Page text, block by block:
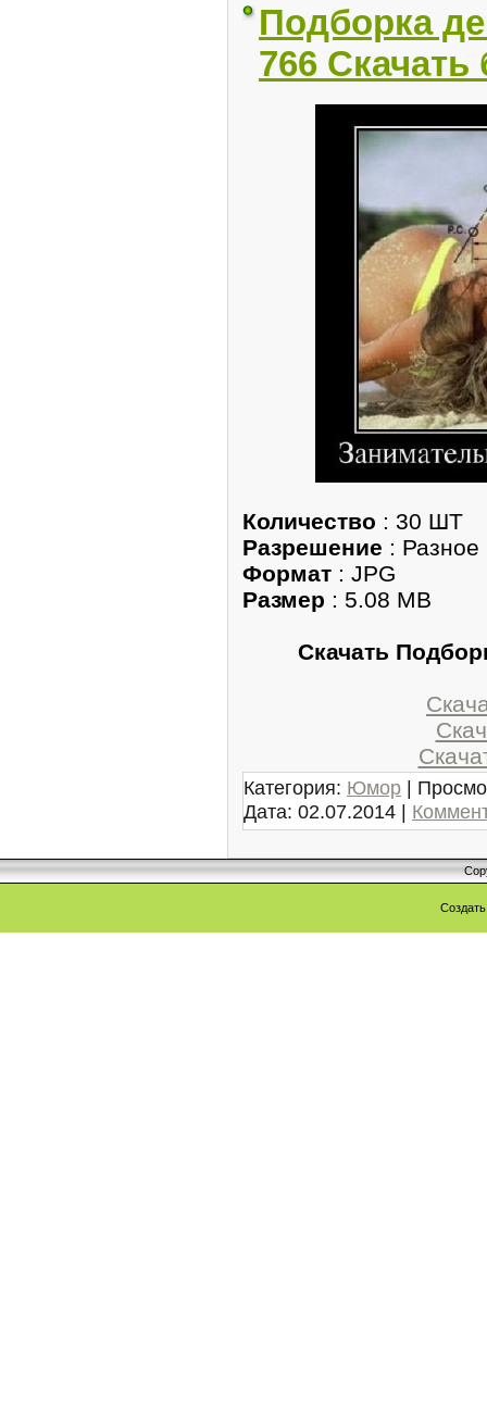
Подборка
766 Скачать
Количество : 30 ШТ
Разрешение : Разное
Формат : JPG
Размер : 5.08 MB
Скачать
Категория: Юмор |
Дата: 02.07.2014 |